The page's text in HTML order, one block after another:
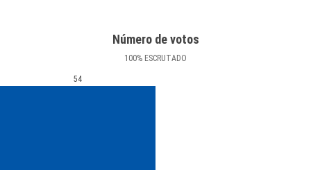
Número de votos
100% ESCRUTADO
54